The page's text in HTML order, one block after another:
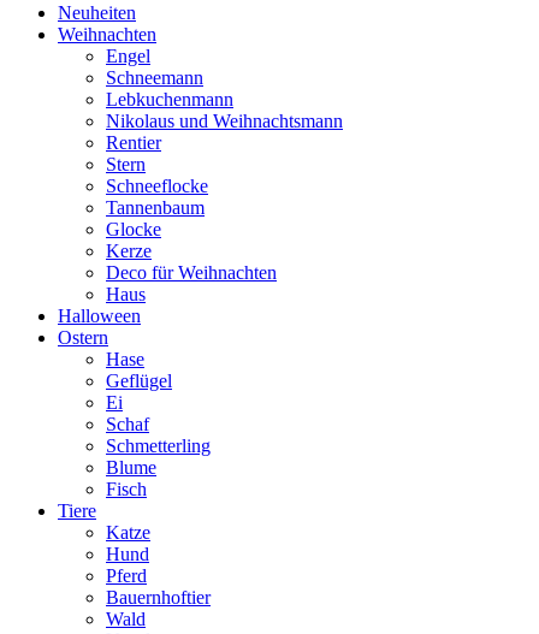
Neuheiten
Weihnachten
Engel
Schneemann
Lebkuchenmann
Nikolaus und Weihnachtsmann
Rentier
Stern
Schneeflocke
Tannenbaum
Glocke
Kerze
Deco für Weihnachten
Haus
Halloween
Ostern
Hase
Geflügel
Ei
Schaf
Schmetterling
Blume
Fisch
Tiere
Katze
Hund
Pferd
Bauernhoftier
Wald